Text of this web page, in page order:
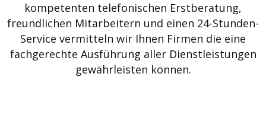
kompetenten telefonischen Erstberatung,
freundlichen Mitarbeitern und einen 24-Stunden-
Service vermitteln wir Ihnen Firmen die eine
fachgerechte Ausführung aller Dienstleistungen
gewährleisten können.